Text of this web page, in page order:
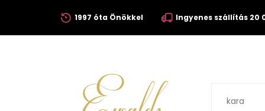
1997 óta Önökkel Ingyenes szállítás 20